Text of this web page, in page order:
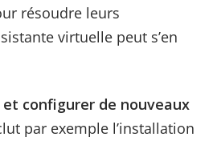
résoudre leurs
virtuelle peut s’en
configurer de nouveaux
par exemple l’installation